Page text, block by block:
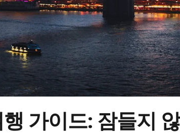
가이드: 잠들지